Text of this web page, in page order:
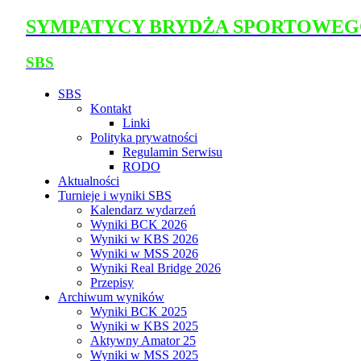
SYMPATYCY BRYDŻA
SBS
SBS
Kontakt
Linki
Polityka prywatności
Regulamin Serwisu
RODO
Aktualności
Turnieje i wyniki SBS
Kalendarz wydarzeń
Wyniki BCK 2026
Wyniki w KBS 2026
Wyniki w MSS 2026
Wyniki Real Bridge 2026
Przepisy
Archiwum wyników
Wyniki BCK 2025
Wyniki w KBS 2025
Aktywny Amator 25
Wyniki w MSS 2025